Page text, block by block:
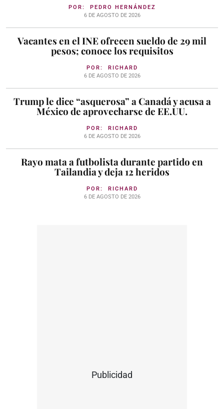
POR: PEDRO HERNÁNDEZ
6 DE AGOSTO DE 2026
Vacantes en el INE ofrecen sueldo de 29 mil
pesos; conoce los requisitos
POR: RICHARD
6 DE AGOSTO DE 2026
Trump le dice “asquerosa” a Canadá y acusa a
México de aprovecharse de EE.UU.
POR: RICHARD
6 DE AGOSTO DE 2026
Rayo mata a futbolista durante partido en
Tailandia y deja 12 heridos
POR: RICHARD
6 DE AGOSTO DE 2026
Publicidad